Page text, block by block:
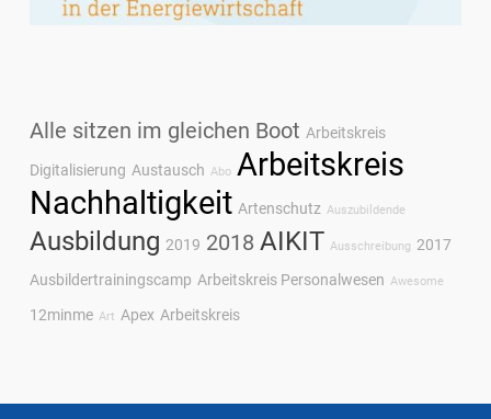
Alle sitzen im gleichen Boot Arbeitskreis
Digitalisierung Austausch Abo Arbeitskreis
Nachhaltigkeit Artenschutz Auszubildende
Ausbildung 2019 2018 AIKIT Ausschreibung 2017
Ausbildertrainingscamp Arbeitskreis Personalwesen Awesome
12minme Art Apex Arbeitskreis